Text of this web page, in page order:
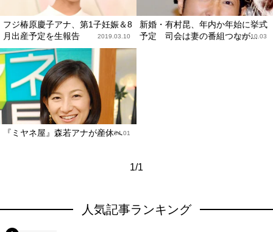
フジ椿原慶子アナ、第1子妊娠＆8
月出産予定を生報告
2019.03.10
新婚・有村昆、年内か年始に挙式
予定 司会は妻の番組つなが...
2012.10.03
『ミヤネ屋』森若アナが産休へ
2011.04.01
1/1
人気記事ランキング